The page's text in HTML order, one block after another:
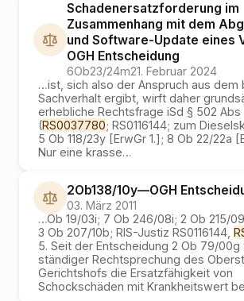
Schadenersatzforderung im
Zusammenhang mit dem
und Software-Update eines
OGH Entscheidung
6Ob23/24m21. Februar 2024
…ist, sich also der Anspruch aus dem
Sachverhalt ergibt, wirft daher
erhebliche Rechtsfrage iSd § 502 Abs
(RS0037780; RS0116144; zum
5 Ob 118/23y [ErwGr 1.]; 8 Ob 22/22a
Nur eine krasse…
2Ob138/10y—OGH
03. März 2011
…Ob 19/03i; 7 Ob 246/08i; 2 Ob 215/
3 Ob 207/10b; RIS-Justiz RS0116144,
5. Seit der Entscheidung 2 Ob 79/00g
ständiger Rechtsprechung des
Gerichtshofs die Ersatzfähigkeit von
Schockschäden mit Krankheitswert